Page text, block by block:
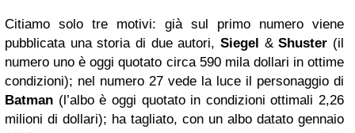
Citiamo solo tre motivi: già sul primo numero viene
pubblicata una storia di due autori, Siegel &Shuster (il
numero uno è oggi quotato circa 590 mila dollari in ottime
condizioni); nel numero 27 vede la luce il personaggio di
Batman (l’albo è oggi quotato in condizioni ottimali 2,26
milioni di dollari); ha tagliato, con un albo datato gennaio